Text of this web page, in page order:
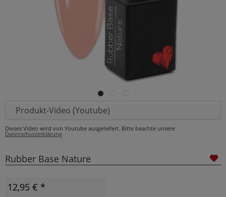
Produkt-Video (Youtube)
Dieses Video wird von Youtube ausgeliefert. Bitte beachte unsere
Datenschutzerklärung
Rubber Base Nature
12,95 € *